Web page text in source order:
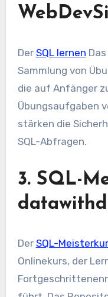
Der SQL lernen
Sammlung von
die auf Anfänger
Übungsaufgaben
stärken die
SQL-Abfragen.
3. SQL-
Der SQL-
Onlinekurs, der